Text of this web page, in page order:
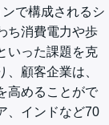
で構成されるシ
ち消費電力や歩
いった課題を克
顧客企業は、
高めることがで
、インドなど70